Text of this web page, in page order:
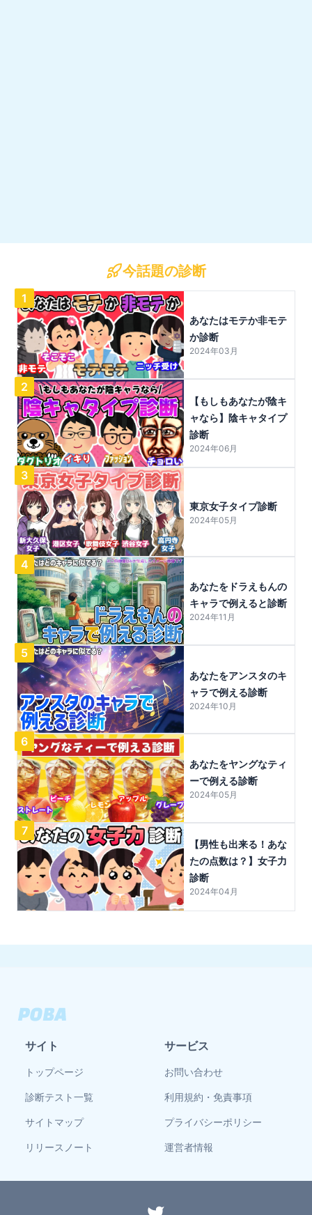
今話題の診断
1
あなたはモテか非モテ
か診断
2024年03月
2
【もしもあなたが陰キ
ャなら】陰キャタイプ
診断
2024年06月
3
東京女子タイプ診断
2024年05月
4
あなたをドラえもんの
キャラで例えると診断
2024年11月
5
あなたをアンスタのキ
ャラで例える診断
2024年10月
6
あなたをヤングなティ
ーで例える診断
2024年05月
7
【男性も出来る！あな
たの点数は？】女子力
診断
2024年04月
サイト
トップページ
診断テスト一覧
サイトマップ
リリースノート
サービス
お問い合わせ
利用規約・免責事項
プライバシーポリシー
運営者情報